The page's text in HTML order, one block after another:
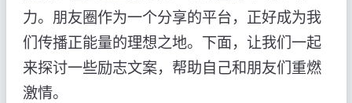
力。朋友圈作为一个分享的平台，正好成为我
们传播正能量的理想之地。下面，让我们一起
来探讨一些励志文案，帮助自己和朋友们重燃
激情。